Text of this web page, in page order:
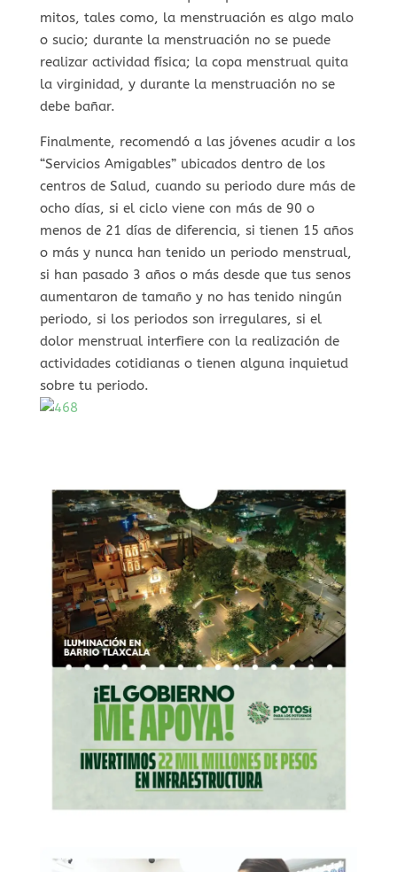
mitos, tales como, la menstruación es algo malo
o sucio; durante la menstruación no se puede
realizar actividad física; la copa menstrual quita
la virginidad, y durante la menstruación no se
debe bañar.
Finalmente, recomendó a las jóvenes acudir a los
“Servicios Amigables” ubicados dentro de los
centros de Salud, cuando su periodo dure más de
ocho días, si el ciclo viene con más de 90 o
menos de 21 días de diferencia, si tienen 15 años
o más y nunca han tenido un periodo menstrual,
si han pasado 3 años o más desde que tus senos
aumentaron de tamaño y no has tenido ningún
periodo, si los periodos son irregulares, si el
dolor menstrual interfiere con la realización de
actividades cotidianas o tienen alguna inquietud
sobre tu periodo.